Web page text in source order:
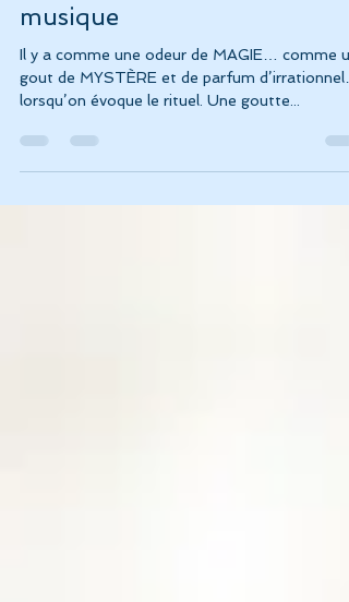
2 mars 2022
5 rituels bien-être en
musique
gout de MYSTÈRE et de parfum
lorsqu’on évoque le rituel. Une goutte...